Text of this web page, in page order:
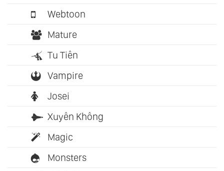
Webtoon
Mature
Tu Tiên
Vampire
Josei
Xuyên Không
Magic
Monsters